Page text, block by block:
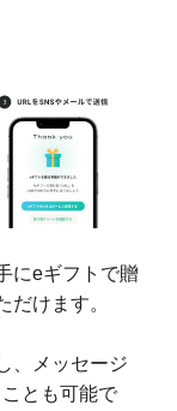
にeギフトで贈
だけます。
、メッセージ
とも可能で